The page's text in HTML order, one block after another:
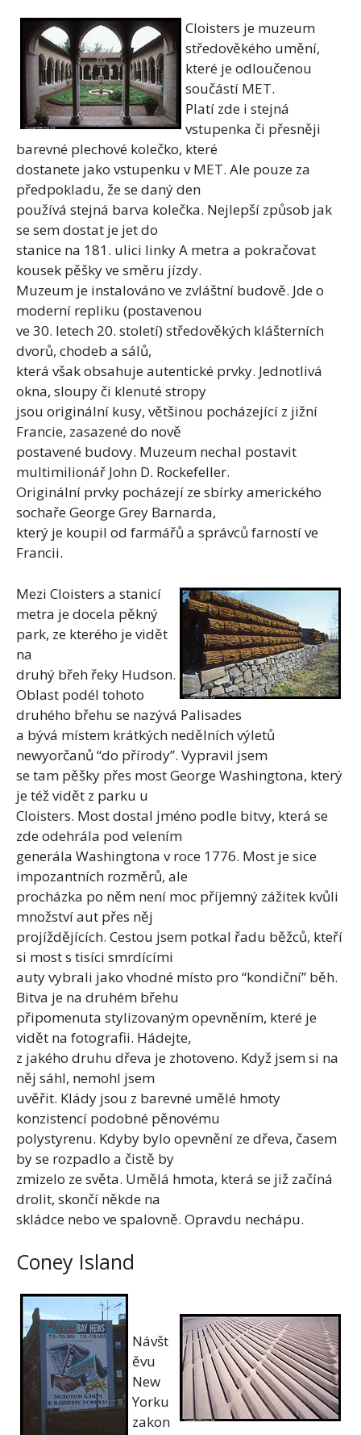
Cloisters je muzeum
středověkého umění,
které je odloučenou
součástí MET.
Platí zde i stejná
vstupenka či přesněji
barevné plechové kolečko, které
dostanete jako vstupenku v MET. Ale pouze za
předpokladu, že se daný den
používá stejná barva kolečka. Nejlepší způsob jak
se sem dostat je jet do
stanice na 181. ulici linky A metra a pokračovat
kousek pěšky ve směru jízdy.
Muzeum je instalováno ve zvláštní budově. Jde o
moderní repliku (postavenou
ve 30. letech 20. století) středověkých klášterních
dvorů, chodeb a sálů,
která však obsahuje autentické prvky. Jednotlivá
okna, sloupy či klenuté stropy
jsou originální kusy, většinou pocházející z jižní
Francie, zasazené do nově
postavené budovy. Muzeum nechal postavit
multimilionář John D. Rockefeller.
Originální prvky pocházejí ze sbírky amerického
sochaře George Grey Barnarda,
který je koupil od farmářů a správců farností ve
Francii.
Mezi Cloisters a stanicí
metra je docela pěkný
park, ze kterého je vidět
na
druhý břeh řeky Hudson.
Oblast podél tohoto
druhého břehu se nazývá Palisades
a bývá místem krátkých nedělních výletů
newyorčanů “do přírody”. Vypravil jsem
se tam pěšky přes most George Washingtona, který
je též vidět z parku u
Cloisters. Most dostal jméno podle bitvy, která se
zde odehrála pod velením
generála Washingtona v roce 1776. Most je sice
impozantních rozměrů, ale
procházka po něm není moc příjemný zážitek kvůli
množství aut přes něj
projíždějících. Cestou jsem potkal řadu běžců, kteří
si most s tisíci smrdícími
auty vybrali jako vhodné místo pro “kondiční” běh.
Bitva je na druhém břehu
připomenuta stylizovaným opevněním, které je
vidět na fotografii. Hádejte,
z jakého druhu dřeva je zhotoveno. Když jsem si na
něj sáhl, nemohl jsem
uvěřit. Klády jsou z barevné umělé hmoty
konzistencí podobné pěnovému
polystyrenu. Kdyby bylo opevnění ze dřeva, časem
by se rozpadlo a čistě by
zmizelo ze světa. Umělá hmota, která se již začíná
drolit, skončí někde na
skládce nebo ve spalovně. Opravdu nechápu.
Coney Island
Návšt
ěvu
New
Yorku
zakon